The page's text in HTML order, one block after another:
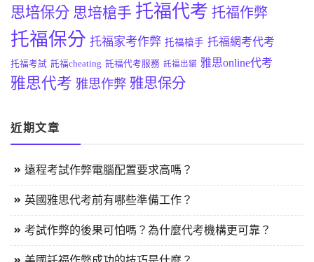
思培保分 思培槍手 托福代考 托福作弊
托福保分 托福家考作弊 托福槍手 托福網考代考
托福考試 託福cheating 託福代考服務 託福出貓 雅思online代考
雅思代考 雅思作弊 雅思保分
近期文章
遠程考試作弊電腦配置要求高嗎？
英國雅思代考前有哪些準備工作？
考試作弊的後果可怕嗎？為什麼代考機構更可靠？